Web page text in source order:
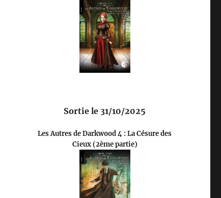
Sortie le 31/10/2025
Les Autres de Darkwood 4 : La Césure des
Cieux (2ème partie)